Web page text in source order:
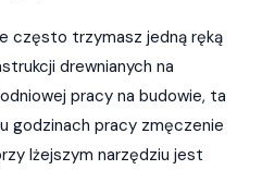
często trzymasz jedną ręką
drewnianych na
pracy na budowie, ta
godzinach pracy zmęczenie
lżejszym narzędziu jest